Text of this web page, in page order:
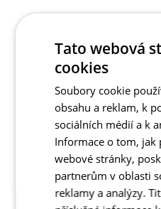
Tato webová
cookies
Soubory cookie
obsahu a reklam, k
sociálních médií a k
Informace o tom, jak
webové stránky,
partnerům v oblasti
reklamy a analýzy.